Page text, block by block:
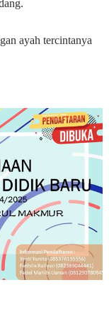
gan ayah tercintanya